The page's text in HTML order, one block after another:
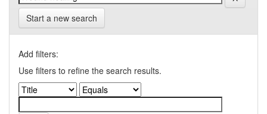
Start a new search
Add filters:
Use filters to refine the search results.